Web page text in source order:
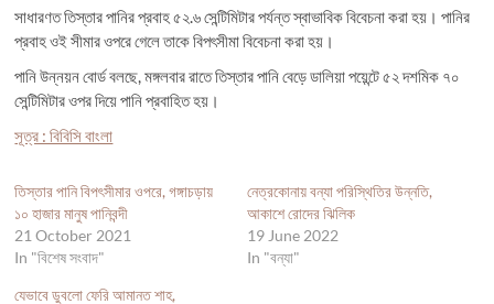
সাধারণত তিস্তার পানির প্রবাহ ৫২.৬ সেন্টিমিটার পর্যন্ত স্বাভাবিক বিবেচনা করা হয়। পানির
প্রবাহ ওই সীমার ওপরে গেলে তাকে বিপৎসীমা বিবেচনা করা হয়।
পানি উন্নয়ন বোর্ড বলছে, মঙ্গলবার রাতে তিস্তার পানি বেড়ে ডালিয়া পয়েন্টে ৫২ দশমিক ৭০
সেন্টিমিটার ওপর দিয়ে পানি প্রবাহিত হয়।
সূত্র : বিবিসি বাংলা
তিস্তার পানি বিপৎসীমার ওপরে, গঙ্গাচড়ায়
১০ হাজার মানুষ পানিবন্দী
21 October 2021
In "বিশেষ সংবাদ"
নেত্রকোনায় বন্যা পরিস্থিতির উন্নতি,
আকাশে রোদের ঝিলিক
19 June 2022
In "বন্যা"
যেভাবে ডুবলো ফেরি আমানত শাহ,